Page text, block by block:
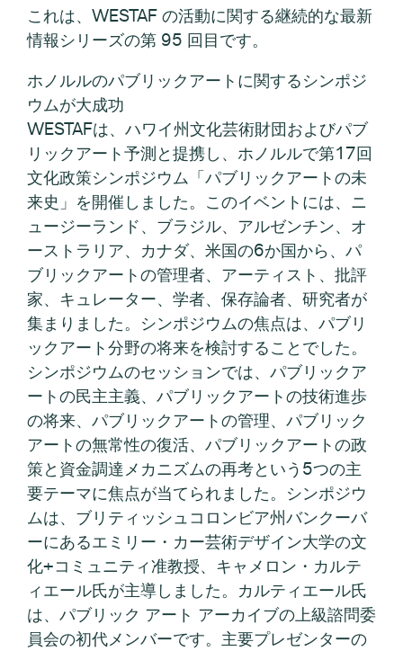
これは、WESTAF の活動に関する継続的な最新
情報シリーズの第 95 回目です。
ホノルルのパブリックアートに関するシンポジ
ウムが大成功
WESTAFは、ハワイ州文化芸術財団およびパブ
リックアート予測と提携し、ホノルルで第17回
文化政策シンポジウム「パブリックアートの未
来史」を開催しました。このイベントには、ニ
ュージーランド、ブラジル、アルゼンチン、オ
ーストラリア、カナダ、米国の6か国から、パ
ブリックアートの管理者、アーティスト、批評
家、キュレーター、学者、保存論者、研究者が
集まりました。シンポジウムの焦点は、パブリ
ックアート分野の将来を検討することでした。
シンポジウムのセッションでは、パブリックア
ートの民主主義、パブリックアートの技術進歩
の将来、パブリックアートの管理、パブリック
アートの無常性の復活、パブリックアートの政
策と資金調達メカニズムの再考という5つの主
要テーマに焦点が当てられました。シンポジウ
ムは、ブリティッシュコロンビア州バンクーバ
ーにあるエミリー・カー芸術デザイン大学の文
化+コミュニティ准教授、キャメロン・カルテ
ィエール氏が主導しました。カルティエール氏
は、パブリック アート アーカイブの上級諮問委
員会の初代メンバーです。主要プレゼンターの